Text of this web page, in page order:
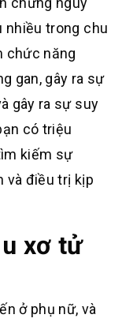
nhiều trong chu
chức năng
gan, gây ra sự
gây ra sự suy
có triệu
kiếm sự
và điều trị kịp
xơ tử
ở phụ nữ, và